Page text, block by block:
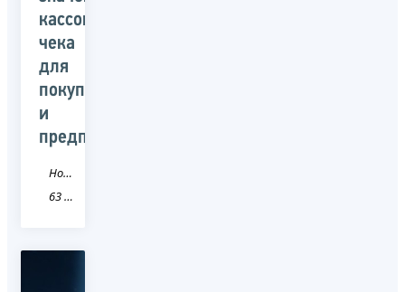
кассового
чека
для
покупателей
и
предпринимателей
Новость
63 Самарская область